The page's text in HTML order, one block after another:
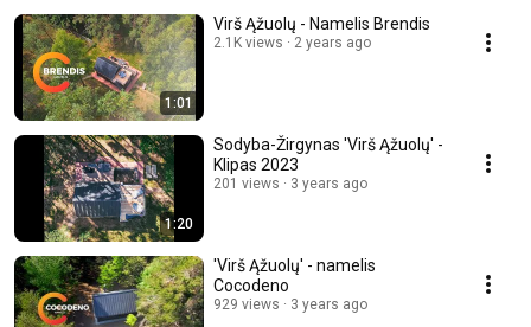
1:01
Virš Ąžuolų - Namelis Brendis
2.1K views 2 years ago
1:20
Sodyba-Žirgynas 'Virš Ąžuolų' -
Klipas 2023
201 views 3 years ago
'Virš Ąžuolų' - namelis
Cocodeno
929 views 3 years ago